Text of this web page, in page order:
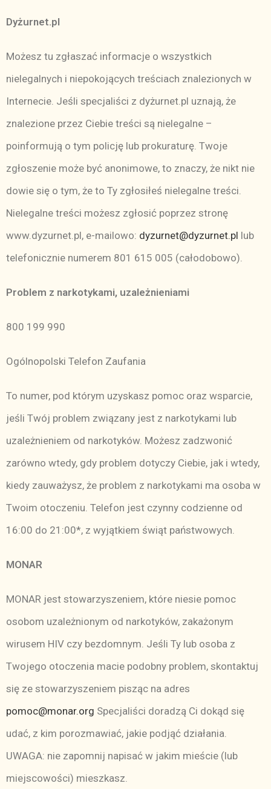
Dyżurnet.pl
Możesz tu zgłaszać informacje o wszystkich
nielegalnych i niepokojących treściach znalezionych w
Internecie. Jeśli specjaliści z dyżurnet.pl uznają, że
znalezione przez Ciebie treści są nielegalne –
poinformują o tym policję lub prokuraturę. Twoje
zgłoszenie może być anonimowe, to znaczy, że nikt nie
dowie się o tym, że to Ty zgłosiłeś nielegalne treści.
Nielegalne treści możesz zgłosić poprzez stronę
www.dyzurnet.pl, e-mailowo: dyzurnet@dyzurnet.pl lub
telefonicznie numerem 801 615 005 (całodobowo).
Problem z narkotykami, uzależnieniami
800 199 990
Ogólnopolski Telefon Zaufania
To numer, pod którym uzyskasz pomoc oraz wsparcie,
jeśli Twój problem związany jest z narkotykami lub
uzależnieniem od narkotyków. Możesz zadzwonić
zarówno wtedy, gdy problem dotyczy Ciebie, jak i wtedy,
kiedy zauważysz, że problem z narkotykami ma osoba w
Twoim otoczeniu. Telefon jest czynny codzienne od
16:00 do 21:00*, z wyjątkiem świąt państwowych.
MONAR
MONAR jest stowarzyszeniem, które niesie pomoc
osobom uzależnionym od narkotyków, zakażonym
wirusem HIV czy bezdomnym. Jeśli Ty lub osoba z
Twojego otoczenia macie podobny problem, skontaktuj
się ze stowarzyszeniem pisząc na adres
pomoc@monar.org Specjaliści doradzą Ci dokąd się
udać, z kim porozmawiać, jakie podjąć działania.
UWAGA: nie zapomnij napisać w jakim mieście (lub
miejscowości) mieszkasz.